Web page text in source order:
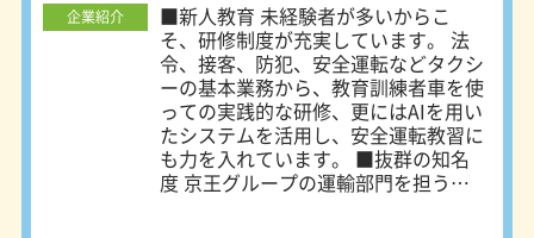
企業紹介
■新人教育 未経験者が多いからこ
そ、研修制度が充実しています。 法
令、接客、防犯、安全運転などタクシ
ーの基本業務から、教育訓練者車を使
っての実践的な研修、更にはAIを用い
たシステムを活用し、安全運転教習に
も力を入れています。 ■抜群の知名
度 京王グループの運輸部門を担う当